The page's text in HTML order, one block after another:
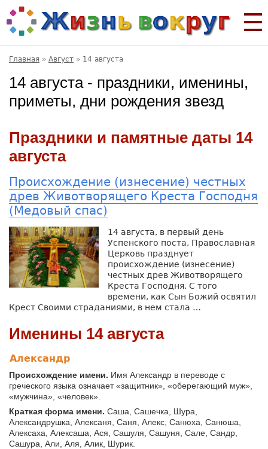
Главная » Август » 14 августа
14 августа - праздники, именины,
приметы, дни рождения звезд
Праздники и памятные даты 14
августа
Происхождение (изнесение) честных
древ Животворящего Креста Господня
(Медовый спас)
14 августа, в первый день
Успенского поста, Православная
Церковь празднует
происхождение (изнесение)
честных древ Животворящего
Креста Господня. С того
времени, как Сын Божий освятил
Крест Своими страданиями, в нем стала …
Именины 14 августа
Александр
Происхождение имени. Имя Александр в переводе с
греческого языка означает «защитник», «оберегающий муж»,
«мужчина», «человек».
Краткая форма имени. Саша, Сашечка, Шура,
Александрушка, Алексаня, Саня, Алекс, Санюха, Санюша,
Алексаха, Алексаша, Ася, Сашуля, Сашуня, Сале, Сандр,
Сашура, Али, Аля, Алик, Шурик.